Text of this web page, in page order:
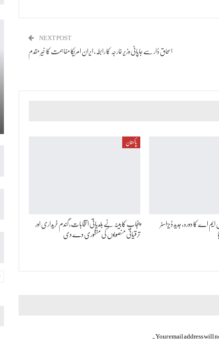
NEXT POST
اسحاق ڈار سے جاپانی وزیر خارجہ کا رابطہ، ایران امریکا مفاہمت کا خیر مقدم
اے کا دورہ، جدید ڈیزاسٹر
پاکستان
پنجاب کابینہ نے بلدیاتی انتخابات، گندم خریداری اور
ترقیاتی منصوبوں کی منظوری دے دی
Your email address will